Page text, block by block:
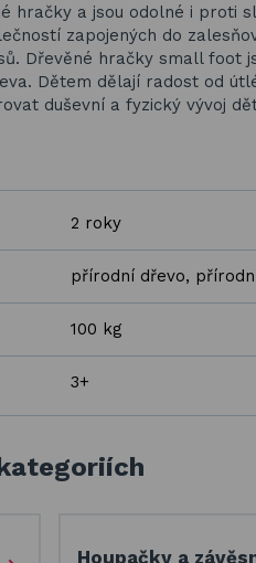
hračky a jsou odolné i proti
zapojených do
Dřevěné hračky small foot
Dětem dělají radost od
duševní a fyzický vývoj
2 roky
přírodní dřevo,
100 kg
3+
Houpačky a